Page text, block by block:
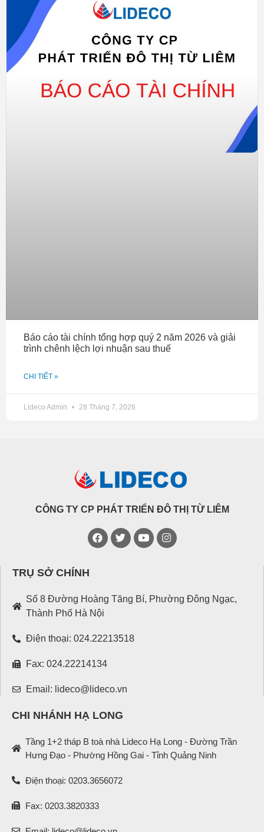
Báo cáo tài chính tổng hợp quý 2 năm 2026 và giải
trình chênh lệch lợi nhuận sau thuế
CHI TIẾT »
Lideco Admin 28 Tháng 7, 2026
CÔNG TY CP PHÁT TRIỂN ĐÔ THỊ TỪ LIÊM
TRỤ SỞ CHÍNH
Số 8 Đường Hoàng Tăng Bí, Phường Đông Ngạc,
Thành Phố Hà Nội
Điện thoại: 024.22213518
Fax: 024.22214134
Email: lideco@lideco.vn
CHI NHÁNH HẠ LONG
Tầng 1+2 tháp B toà nhà Lideco Hạ Long - Đường Trần
Hưng Đạo - Phường Hồng Gai - Tỉnh Quảng Ninh
Điện thoại: 0203.3656072
Fax: 0203.3820333